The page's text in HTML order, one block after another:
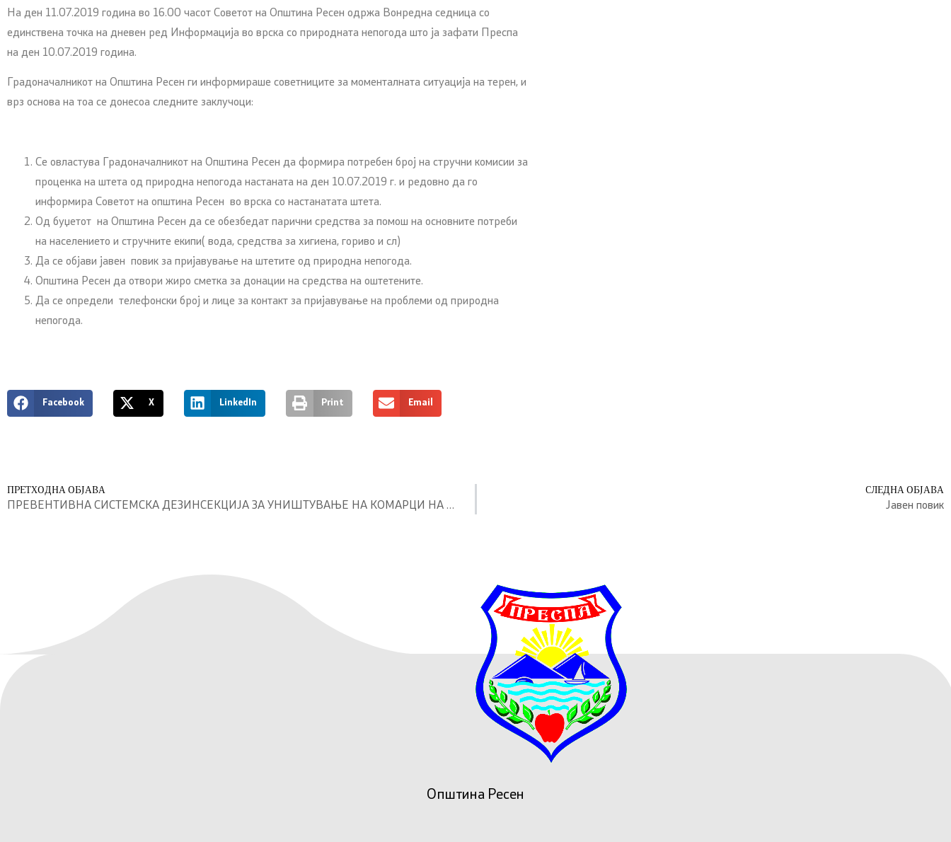
На ден 11.07.2019 година во 16.00 часот Советот на Општина Ресен одржа Вонредна седница со
единствена точка на дневен ред Информација во врска со природната непогода што ја зафати Преспа
на ден 10.07.2019 година.
Градоначалникот на Општина Ресен ги информираше советниците за моменталната ситуација на терен, и
врз основа на тоа се донесоа следните заклучоци:
Се овластува Градоначалникот на Општина Ресен да формира потребен број на стручни комисии за
проценка на штета од природна непогода настаната на ден 10.07.2019 г. и редовно да го
информира Советот на општина Ресен во врска со настанатата штета.
Од буџетот на Општина Ресен да се обезбедат парични средства за помош на основните потреби
на населението и стручните екипи( вода, средства за хигиена, гориво и сл)
Да се објави јавен повик за пријавување на штетите од природна непогода.
Општина Ресен да отвори жиро сметка за донации на средства на оштетените.
Да се определи телефонски број и лице за контакт за пријавување на проблеми од природна
непогода.
Facebook X LinkedIn Print Email
ПРЕТХОДНА ОБЈАВА
ПРЕВЕНТИВНА СИСТЕМСКА ДЕЗИНСЕКЦИЈА ЗА УНИШТУВАЊЕ НА КОМАРЦИ НА ТЕРИТОРИЈАТА НА ОПШТИНА РЕСЕН
СЛЕДНА ОБЈАВА
Јавен повик
Општина Ресен